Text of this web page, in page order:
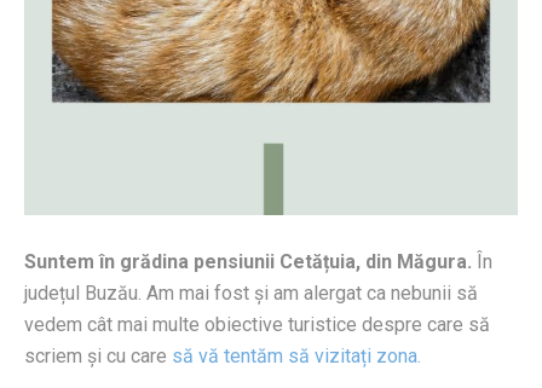
Suntem în grădina pensiunii Cetățuia, din Măgura. În
județul Buzău. Am mai fost și am alergat ca nebunii să
vedem cât mai multe obiective turistice despre care să
scriem și cu care să vă tentăm să vizitați zona.